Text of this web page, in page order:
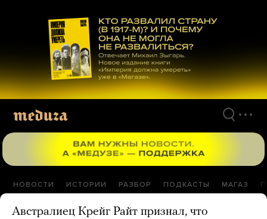
материалам
НОВОСТИ ИСТОРИИ РАЗБОР ПОДКАСТЫ МАГАЗ
Австралиец Крейг Райт признал, что